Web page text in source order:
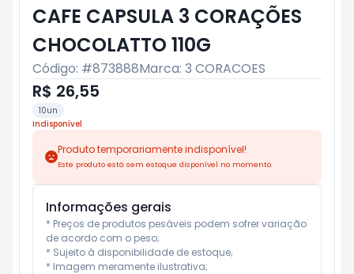
CAFE CAPSULA 3 CORAÇÕES
CHOCOLATTO 110G
Código: #873888Marca: 3 CORACOES
R$ 26,55
10un
Indisponível
Produto temporariamente indisponível!
Este produto está sem estoque disponível no momento.
Informações gerais
* Preços de produtos pesáveis podem sofrer variação
de acordo com o peso;
* Sujeito à disponibilidade de estoque;
* Imagem meramente ilustrativa;